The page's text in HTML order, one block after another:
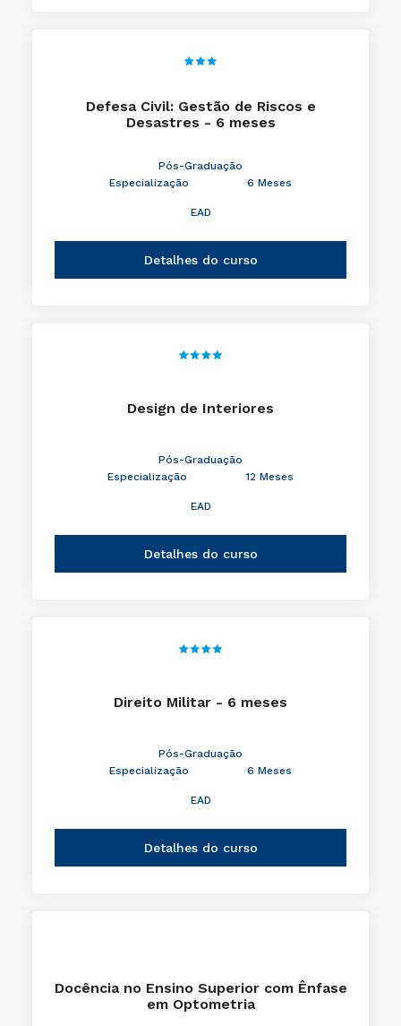
Defesa Civil: Gestão de Riscos e
Desastres - 6 meses
Pós-Graduação
Especialização
6 Meses
EAD
Detalhes do curso
Design de Interiores
Pós-Graduação
Especialização
12 Meses
EAD
Detalhes do curso
Direito Militar - 6 meses
Pós-Graduação
Especialização
6 Meses
EAD
Detalhes do curso
Docência no Ensino Superior com Ênfase
em Optometria